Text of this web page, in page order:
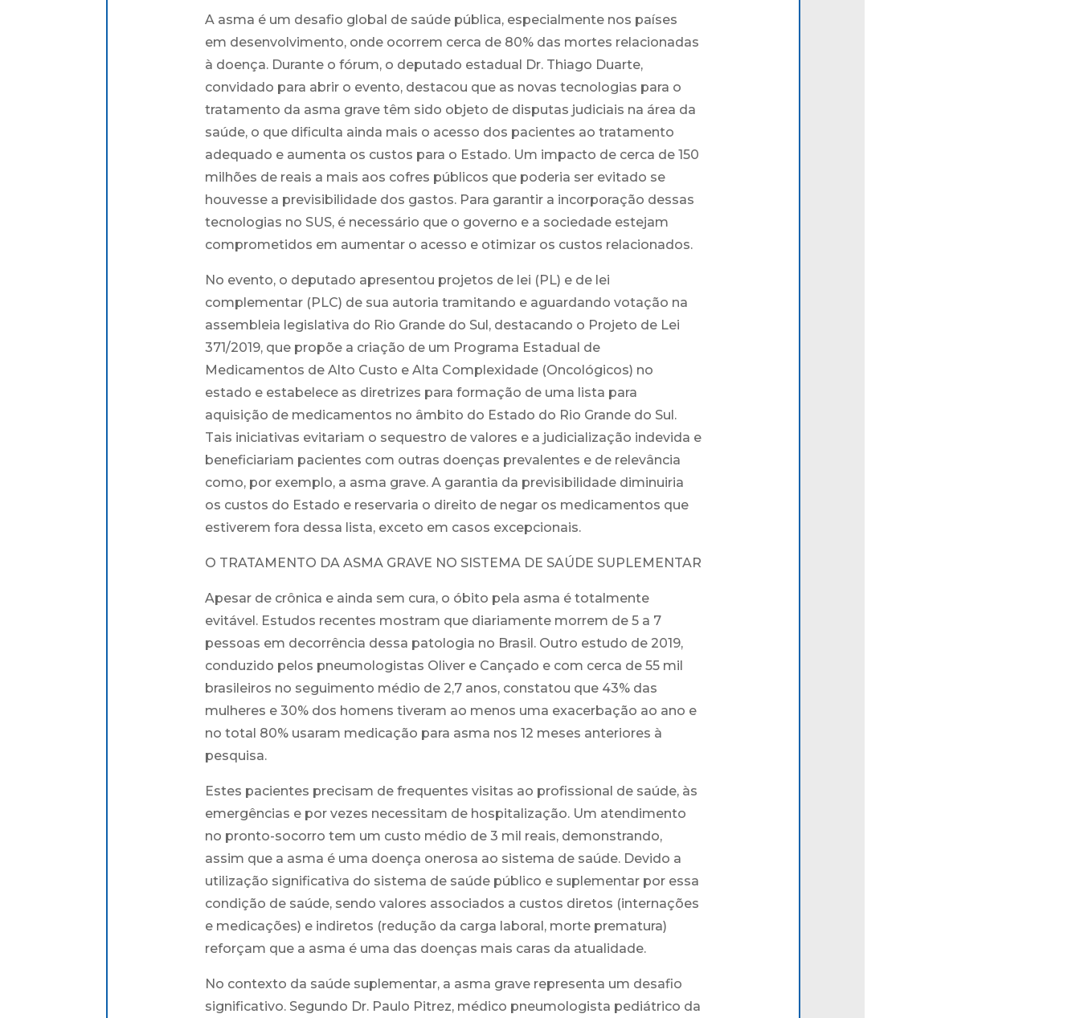
A asma é um desafio global de saúde pública, especialmente nos países
em desenvolvimento, onde ocorrem cerca de 80% das mortes relacionadas
à doença. Durante o fórum, o deputado estadual Dr. Thiago Duarte,
convidado para abrir o evento, destacou que as novas tecnologias para o
tratamento da asma grave têm sido objeto de disputas judiciais na área da
saúde, o que dificulta ainda mais o acesso dos pacientes ao tratamento
adequado e aumenta os custos para o Estado. Um impacto de cerca de 150
milhões de reais a mais aos cofres públicos que poderia ser evitado se
houvesse a previsibilidade dos gastos. Para garantir a incorporação dessas
tecnologias no SUS, é necessário que o governo e a sociedade estejam
comprometidos em aumentar o acesso e otimizar os custos relacionados.
No evento, o deputado apresentou projetos de lei (PL) e de lei
complementar (PLC) de sua autoria tramitando e aguardando votação na
assembleia legislativa do Rio Grande do Sul, destacando o Projeto de Lei
371/2019, que propõe a criação de um Programa Estadual de
Medicamentos de Alto Custo e Alta Complexidade (Oncológicos) no
estado e estabelece as diretrizes para formação de uma lista para
aquisição de medicamentos no âmbito do Estado do Rio Grande do Sul.
Tais iniciativas evitariam o sequestro de valores e a judicialização indevida e
beneficiariam pacientes com outras doenças prevalentes e de relevância
como, por exemplo, a asma grave. A garantia da previsibilidade diminuiria
os custos do Estado e reservaria o direito de negar os medicamentos que
estiverem fora dessa lista, exceto em casos excepcionais.
O TRATAMENTO DA ASMA GRAVE NO SISTEMA DE SAÚDE SUPLEMENTAR
Apesar de crônica e ainda sem cura, o óbito pela asma é totalmente
evitável. Estudos recentes mostram que diariamente morrem de 5 a 7
pessoas em decorrência dessa patologia no Brasil. Outro estudo de 2019,
conduzido pelos pneumologistas Oliver e Cançado e com cerca de 55 mil
brasileiros no seguimento médio de 2,7 anos, constatou que 43% das
mulheres e 30% dos homens tiveram ao menos uma exacerbação ao ano e
no total 80% usaram medicação para asma nos 12 meses anteriores à
pesquisa.
Estes pacientes precisam de frequentes visitas ao profissional de saúde, às
emergências e por vezes necessitam de hospitalização. Um atendimento
no pronto-socorro tem um custo médio de 3 mil reais, demonstrando,
assim que a asma é uma doença onerosa ao sistema de saúde. Devido a
utilização significativa do sistema de saúde público e suplementar por essa
condição de saúde, sendo valores associados a custos diretos (internações
e medicações) e indiretos (redução da carga laboral, morte prematura)
reforçam que a asma é uma das doenças mais caras da atualidade.
No contexto da saúde suplementar, a asma grave representa um desafio
significativo. Segundo Dr. Paulo Pitrez, médico pneumologista pediátrico da